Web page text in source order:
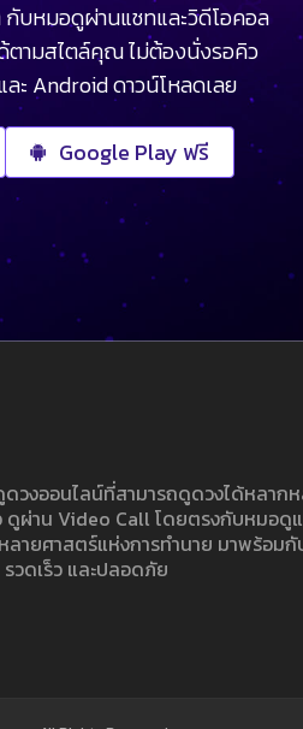
บหมอดูผ่านแชทและวิดีโอคอล
ตามสไตล์คุณ ไม่ต้องนั่งรอคิว
ะ Android ดาวน์โหลดเลย
Google Play ฟรี
วงออนไลน์ที่สามารถดูดวงได้หลาก
ดูผ่าน Video Call โดยตรงกับหมอ
ายศาสตร์แห่งการทำนาย มาพร้อม
วดเร็ว และปลอดภัย